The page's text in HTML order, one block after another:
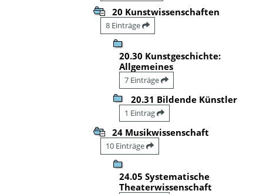
20 Kunstwissenschaften
8 Einträge
20.30 Kunstgeschichte:
Allgemeines
7 Einträge
20.31 Bildende Künstler
1 Eintrag
24 Musikwissenschaft
10 Einträge
24.05 Systematische
Theaterwissenschaft